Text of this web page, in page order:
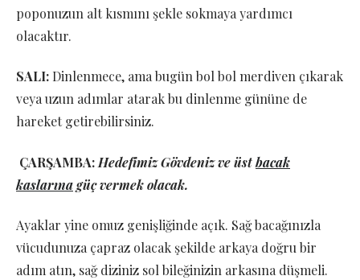
poponuzun alt kısmını şekle sokmaya yardımcı
olacaktır.
SALI: Dinlenmece, ama bugün bol bol merdiven çıkarak
veya uzun adımlar atarak bu dinlenme gününe de
hareket getirebilirsiniz.
ÇARŞAMBA: Hedefimiz Gövdeniz ve üstbacak
kaslarınagüç vermek olacak.
Ayaklar yine omuz genişliğinde açık. Sağ bacağınızla
vücudunuza çapraz olacak şekilde arkaya doğru bir
adım atın, sağ diziniz sol bileğinizin arkasına düşmeli.